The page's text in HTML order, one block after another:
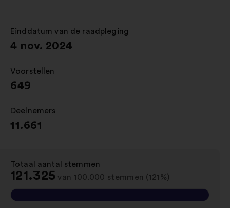
nieuw
tabblad
Einddatum van de raadpleging
:
4 nov. 2024
Voorstellen
:
649
Deelnemers
:
11.661
Totaal aantal stemmen
121.325 van 100.000 stemmen (121%)